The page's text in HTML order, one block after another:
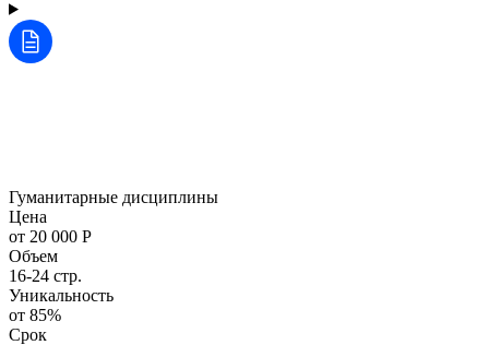
Гуманитарные дисциплины
Цена
от 20 000 Р
Объем
16-24 стр.
Уникальность
от 85%
Срок